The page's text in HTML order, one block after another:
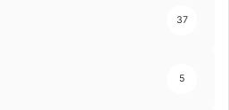
37
5